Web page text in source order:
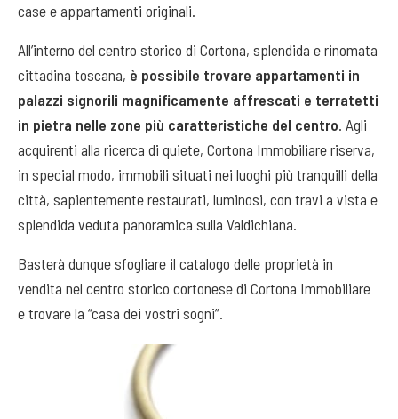
case e appartamenti originali.
All’interno del centro storico di Cortona, splendida e rinomata
cittadina toscana, è possibile trovare appartamenti in
palazzi signorili magnificamente affrescati e terratetti
in pietra nelle zone più caratteristiche del centro. Agli
acquirenti alla ricerca di quiete, Cortona Immobiliare riserva,
in special modo, immobili situati nei luoghi più tranquilli della
città, sapientemente restaurati, luminosi, con travi a vista e
splendida veduta panoramica sulla Valdichiana.
Basterà dunque sfogliare il catalogo delle proprietà in
vendita nel centro storico cortonese di Cortona Immobiliare
e trovare la “casa dei vostri sogni”.